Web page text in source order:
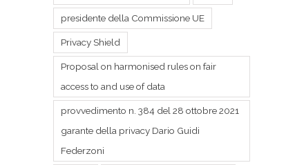
presidente della Commissione UE
Privacy Shield
Proposal on harmonised rules on fair
access to and use of data
provvedimento n. 384 del 28 ottobre 2021
garante della privacy Dario Guidi
Federzoni